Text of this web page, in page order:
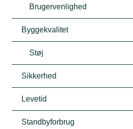
Brugervenlighed
Byggekvalitet
Støj
Sikkerhed
Levetid
Standbyforbrug